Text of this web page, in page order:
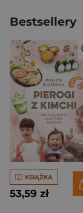
Bestsellery
KSIĄŻKA
53,59 zł